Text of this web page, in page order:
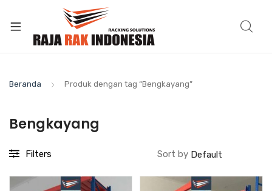
Beranda Produk dengan tag “Bengkayang”
Bengkayang
Filters Sort by